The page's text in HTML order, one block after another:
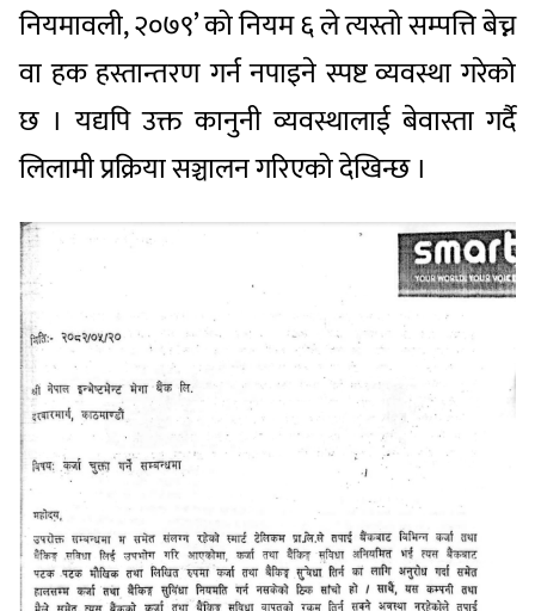
नियमावली, २०७९’ को नियम ६ ले त्यस्तो सम्पत्ति बेच्न
वा हक हस्तान्तरण गर्न नपाइने स्पष्ट व्यवस्था गरेको
छ । यद्यपि उक्त कानुनी व्यवस्थालाई बेवास्ता गर्दै
लिलामी प्रक्रिया सञ्चालन गरिएको देखिन्छ ।